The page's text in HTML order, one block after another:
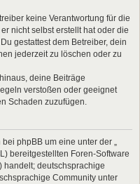
keine Verantwortung für die
nicht selbst erstellt hat oder die
gestattest dem Betreiber, dein
jederzeit zu löschen oder zu
deine Beiträge
verstoßen oder geeignet
Schaden zuzufügen.
phpBB um eine unter der „
bereitgestellten Foren-Software
handelt; deutschsprachige
Community unter